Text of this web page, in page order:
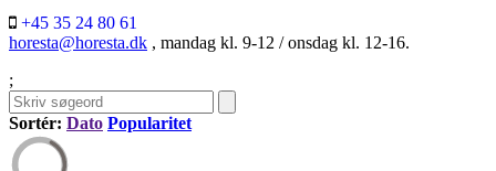
+45 35 24 80 61
horesta@horesta.dk , mandag kl. 9-12 / onsdag kl. 12-16.
;
Sortér: Dato Popularitet